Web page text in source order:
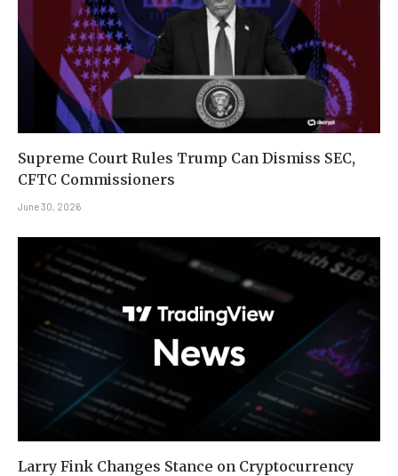
Supreme Court Rules Trump Can Dismiss SEC,
CFTC Commissioners
June 30, 2026
Larry Fink Changes Stance on Cryptocurrency